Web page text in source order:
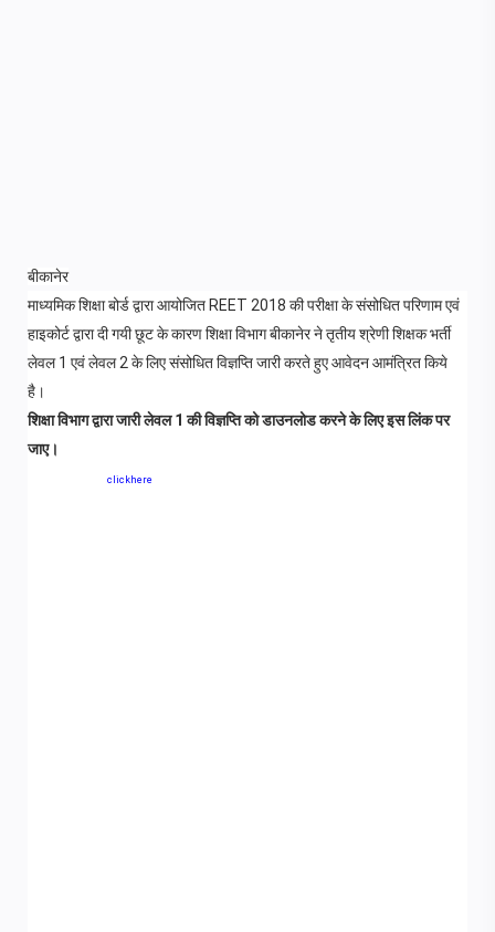
बीकानेर
माध्यमिक शिक्षा बोर्ड द्वारा आयोजित REET 2018 की परीक्षा के संसोधित परिणाम एवं
हाइकोर्ट द्वारा दी गयी छूट के कारण शिक्षा विभाग बीकानेर ने तृतीय श्रेणी शिक्षक भर्ती
लेवल 1 एवं लेवल 2 के लिए संसोधित विज्ञप्ति जारी करते हुए आवेदन आमंत्रित किये
है।
शिक्षा विभाग द्वारा जारी लेवल 1 की विज्ञप्ति को डाउनलोड करने के लिए इस लिंक पर
जाए।
clickhere